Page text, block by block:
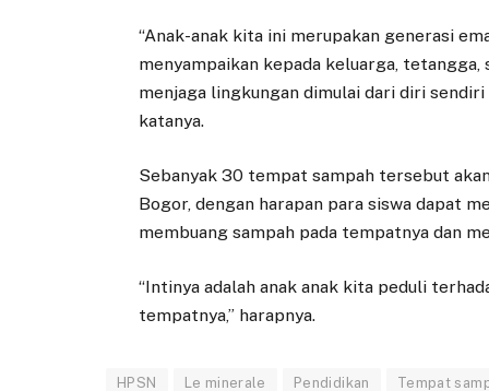
“Anak-anak kita ini merupakan generasi
menyampaikan kepada keluarga,
menjaga lingkungan dimulai dari diri
katanya.
Sebanyak 30 tempat sampah tersebut
Bogor, dengan harapan para siswa dapat
membuang sampah pada tempatnya dan
“Intinya adalah anak anak kita peduli
tempatnya,” harapnya.
HPSN Le minerale Pendidikan Tempat